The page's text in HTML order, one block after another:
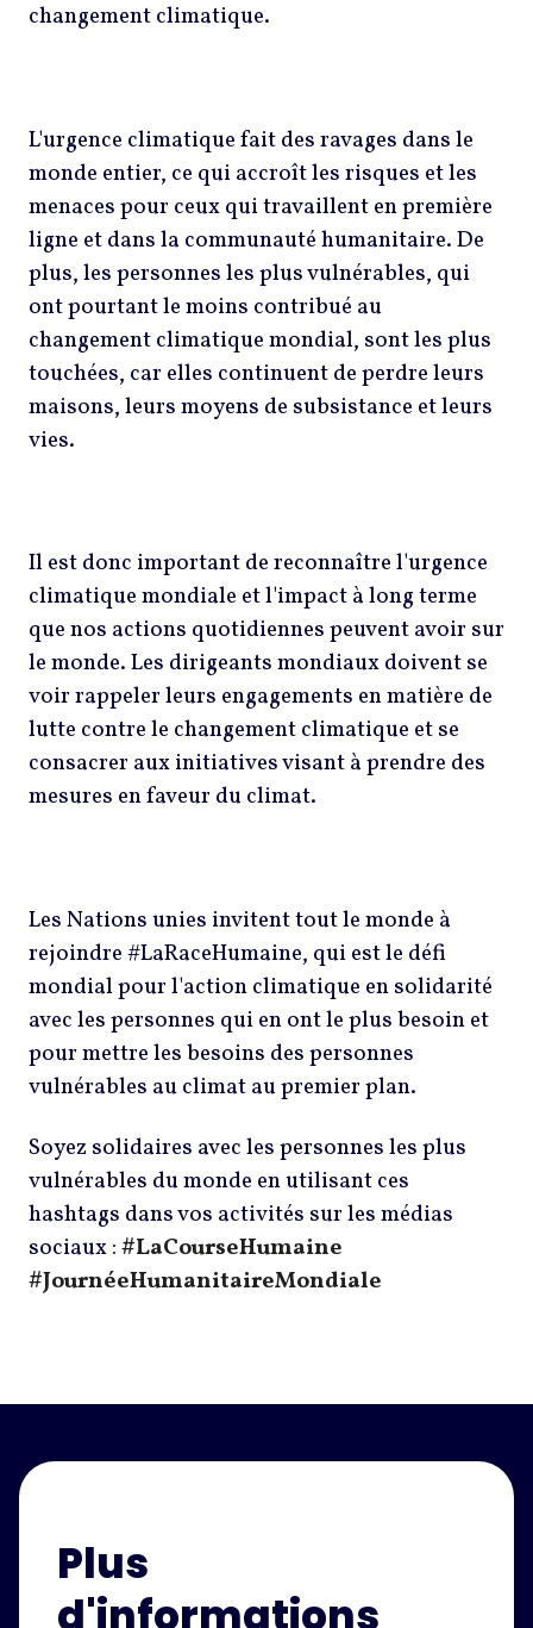
changement climatique.
L'urgence climatique fait des ravages dans le
monde entier, ce qui accroît les risques et les
menaces pour ceux qui travaillent en première
ligne et dans la communauté humanitaire. De
plus, les personnes les plus vulnérables, qui
ont pourtant le moins contribué au
changement climatique mondial, sont les plus
touchées, car elles continuent de perdre leurs
maisons, leurs moyens de subsistance et leurs
vies.
Il est donc important de reconnaître l'urgence
climatique mondiale et l'impact à long terme
que nos actions quotidiennes peuvent avoir sur
le monde. Les dirigeants mondiaux doivent se
voir rappeler leurs engagements en matière de
lutte contre le changement climatique et se
consacrer aux initiatives visant à prendre des
mesures en faveur du climat.
Les Nations unies invitent tout le monde à
rejoindre #LaRaceHumaine, qui est le défi
mondial pour l'action climatique en solidarité
avec les personnes qui en ont le plus besoin et
pour mettre les besoins des personnes
vulnérables au climat au premier plan.
Soyez solidaires avec les personnes les plus
vulnérables du monde en utilisant ces
hashtags dans vos activités sur les médias
sociaux :#LaCourseHumaine
#JournéeHumanitaireMondiale
Plus
d'informations